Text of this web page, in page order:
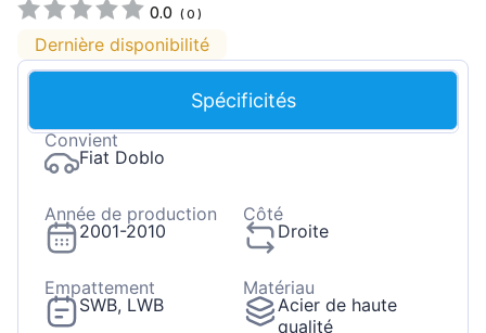
0.0 (0 )
Dernière disponibilité
Spécificités
Convient
Fiat Doblo
Année de production
2001-2010
Côté
Droite
Empattement
SWB, LWB
Matériau
Acier de haute
qualité